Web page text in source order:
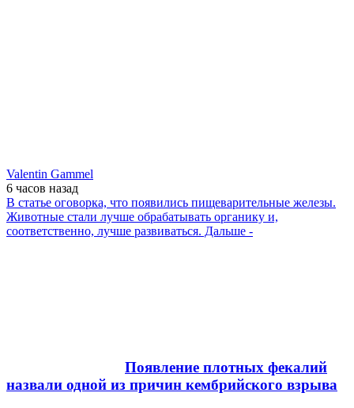
Valentin Gammel
6 часов назад
В статье оговорка, что появились пищеварительные железы.
Животные стали лучше обрабатывать органику и,
соответственно, лучше развиваться. Дальше -
Появление плотных фекалий
назвали одной из причин кембрийского взрыва